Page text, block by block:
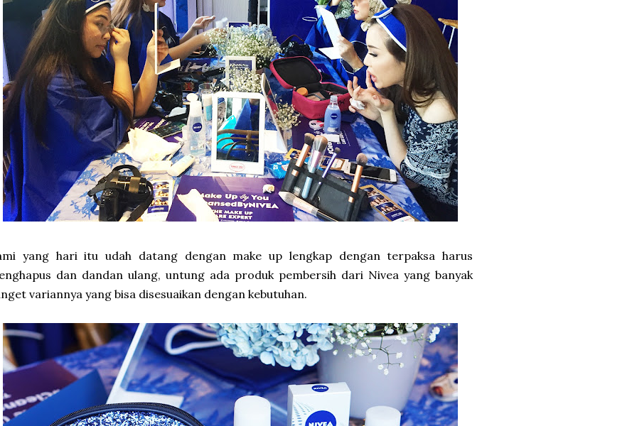
yang hari itu udah datang dengan make up lengkap dengan terpaksa harus
dan dandan ulang, untung ada produk pembersih dari Nivea yang banyak
variannya yang bisa disesuaikan dengan kebutuhan.